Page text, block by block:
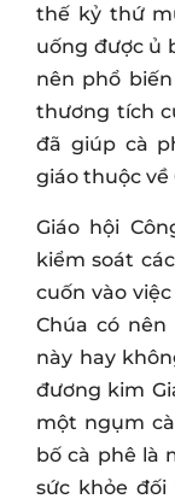
thế kỷ thứ
uống được ủ
nên phổ
thương tích
đã giúp cà
giáo thuộc về
Giáo hội
kiểm soát
cuốn vào
Chúa có
này hay
đương kim
một ngụm
bố cà phê là
sức khỏe đối